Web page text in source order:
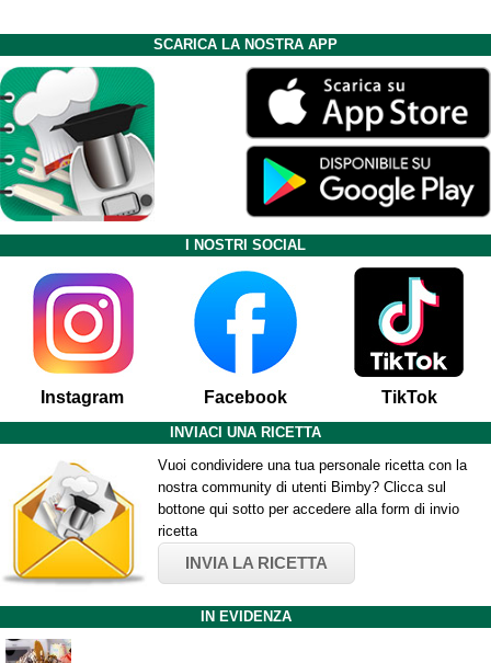
SCARICA LA NOSTRA APP
I NOSTRI SOCIAL
Instagram Facebook TikTok
INVIACI UNA RICETTA
Vuoi condividere una tua personale ricetta con la
nostra community di utenti Bimby? Clicca sul
bottone qui sotto per accedere alla form di invio
ricetta
INVIA LA RICETTA
IN EVIDENZA